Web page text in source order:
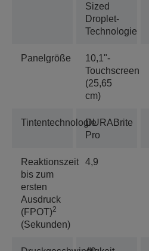
Sized
Droplet-
Technologie
Panelgröße
10,1"-
Touchscreen
(25,65
cm)
TintentechnologieDURABrite
Pro
Reaktionszeit
bis zum
ersten
Ausdruck
(FPOT)2
(Sekunden)
4,9